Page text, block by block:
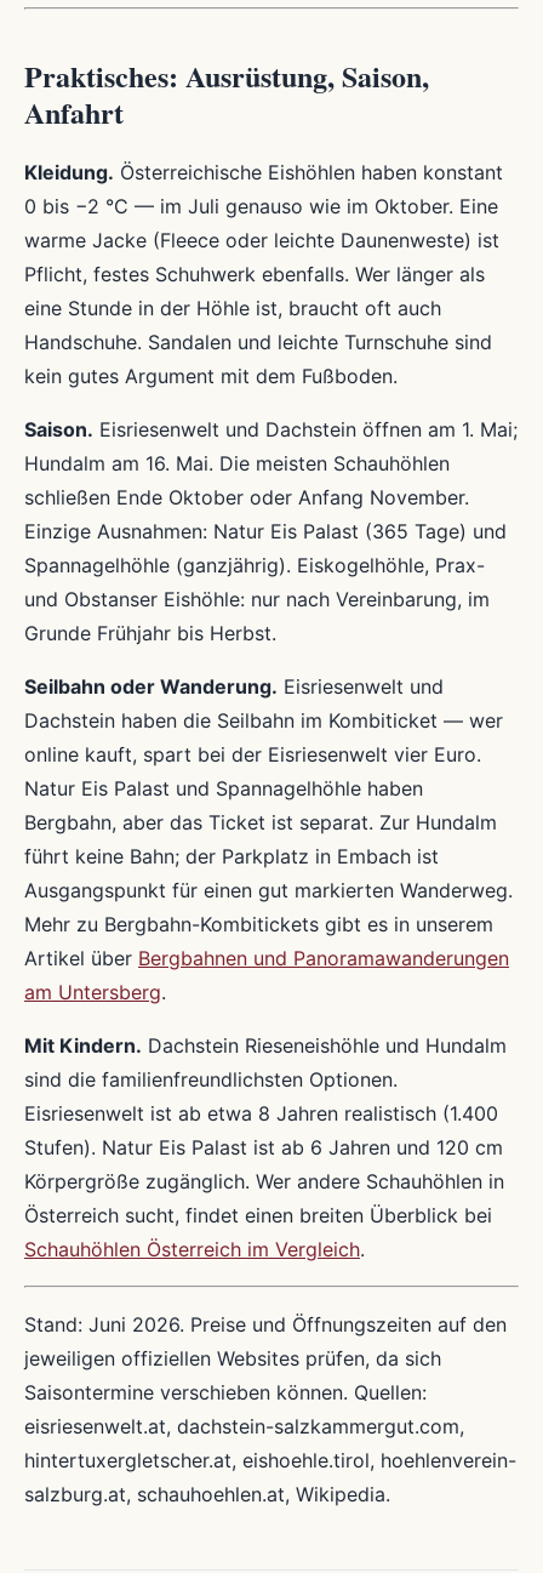
Praktisches: Ausrüstung, Saison,
Anfahrt
Kleidung. Österreichische Eishöhlen haben konstant
0 bis −2 °C — im Juli genauso wie im Oktober. Eine
warme Jacke (Fleece oder leichte Daunenweste) ist
Pflicht, festes Schuhwerk ebenfalls. Wer länger als
eine Stunde in der Höhle ist, braucht oft auch
Handschuhe. Sandalen und leichte Turnschuhe sind
kein gutes Argument mit dem Fußboden.
Saison. Eisriesenwelt und Dachstein öffnen am 1. Mai;
Hundalm am 16. Mai. Die meisten Schauhöhlen
schließen Ende Oktober oder Anfang November.
Einzige Ausnahmen: Natur Eis Palast (365 Tage) und
Spannagelhöhle (ganzjährig). Eiskogelhöhle, Prax-
und Obstanser Eishöhle: nur nach Vereinbarung, im
Grunde Frühjahr bis Herbst.
Seilbahn oder Wanderung. Eisriesenwelt und
Dachstein haben die Seilbahn im Kombiticket — wer
online kauft, spart bei der Eisriesenwelt vier Euro.
Natur Eis Palast und Spannagelhöhle haben
Bergbahn, aber das Ticket ist separat. Zur Hundalm
führt keine Bahn; der Parkplatz in Embach ist
Ausgangspunkt für einen gut markierten Wanderweg.
Mehr zu Bergbahn-Kombitickets gibt es in unserem
Artikel über Bergbahnen und Panoramawanderungen
am Untersberg.
Mit Kindern. Dachstein Rieseneishöhle und Hundalm
sind die familienfreundlichsten Optionen.
Eisriesenwelt ist ab etwa 8 Jahren realistisch (1.400
Stufen). Natur Eis Palast ist ab 6 Jahren und 120 cm
Körpergröße zugänglich. Wer andere Schauhöhlen in
Österreich sucht, findet einen breiten Überblick bei
Schauhöhlen Österreich im Vergleich.
Stand: Juni 2026. Preise und Öffnungszeiten auf den
jeweiligen offiziellen Websites prüfen, da sich
Saisontermine verschieben können. Quellen:
eisriesenwelt.at, dachstein-salzkammergut.com,
hintertuxergletscher.at, eishoehle.tirol, hoehlenverein-
salzburg.at, schauhoehlen.at, Wikipedia.